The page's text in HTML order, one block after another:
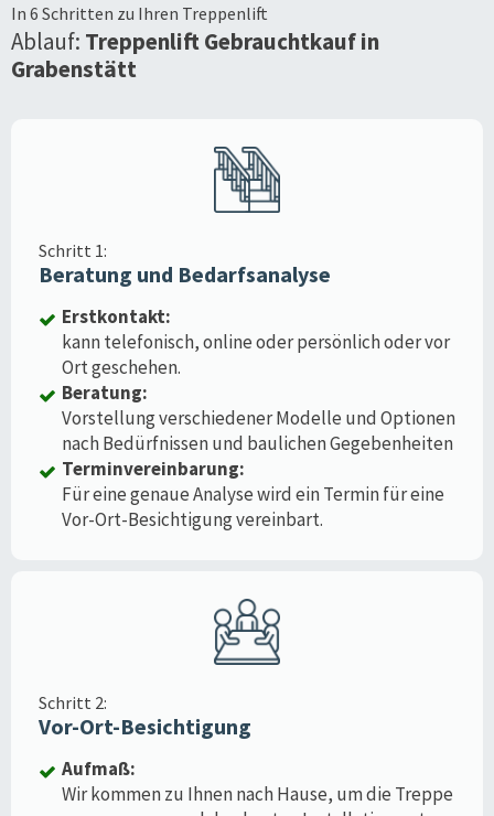
In 6 Schritten zu Ihren Treppenlift
Ablauf: Treppenlift Gebrauchtkauf in
Grabenstätt
Schritt 1:
Beratung und Bedarfsanalyse
Erstkontakt:
kann telefonisch, online oder persönlich oder vor
Ort geschehen.
Beratung:
Vorstellung verschiedener Modelle und Optionen
nach Bedürfnissen und baulichen Gegebenheiten
Terminvereinbarung:
Für eine genaue Analyse wird ein Termin für eine
Vor-Ort-Besichtigung vereinbart.
Schritt 2:
Vor-Ort-Besichtigung
Aufmaß:
Wir kommen zu Ihnen nach Hause, um die Treppe